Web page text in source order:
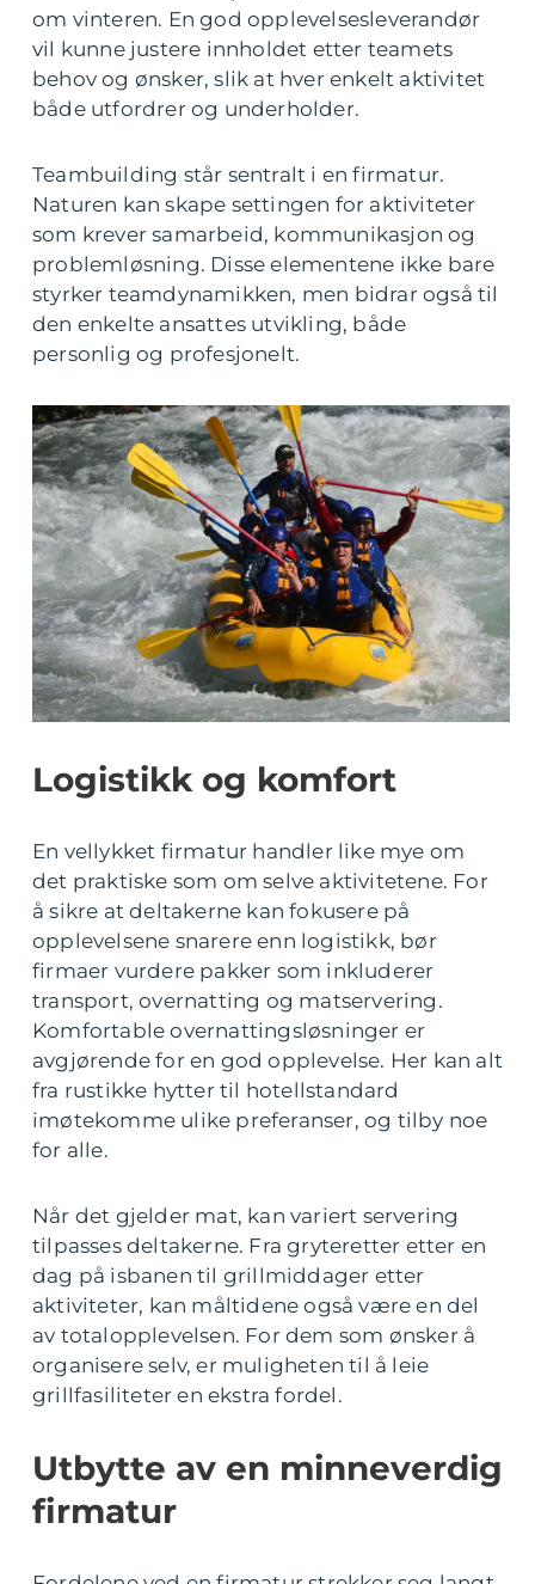
om vinteren. En god opplevelsesleverandør
vil kunne justere innholdet etter teamets
behov og ønsker, slik at hver enkelt aktivitet
både utfordrer og underholder.
Teambuilding står sentralt i en firmatur.
Naturen kan skape settingen for aktiviteter
som krever samarbeid, kommunikasjon og
problemløsning. Disse elementene ikke bare
styrker teamdynamikken, men bidrar også til
den enkelte ansattes utvikling, både
personlig og profesjonelt.
Logistikk og komfort
En vellykket firmatur handler like mye om
det praktiske som om selve aktivitetene. For
å sikre at deltakerne kan fokusere på
opplevelsene snarere enn logistikk, bør
firmaer vurdere pakker som inkluderer
transport, overnatting og matservering.
Komfortable overnattingsløsninger er
avgjørende for en god opplevelse. Her kan alt
fra rustikke hytter til hotellstandard
imøtekomme ulike preferanser, og tilby noe
for alle.
Når det gjelder mat, kan variert servering
tilpasses deltakerne. Fra gryteretter etter en
dag på isbanen til grillmiddager etter
aktiviteter, kan måltidene også være en del
av totalopplevelsen. For dem som ønsker å
organisere selv, er muligheten til å leie
grillfasiliteter en ekstra fordel.
Utbytte av en minneverdig
firmatur